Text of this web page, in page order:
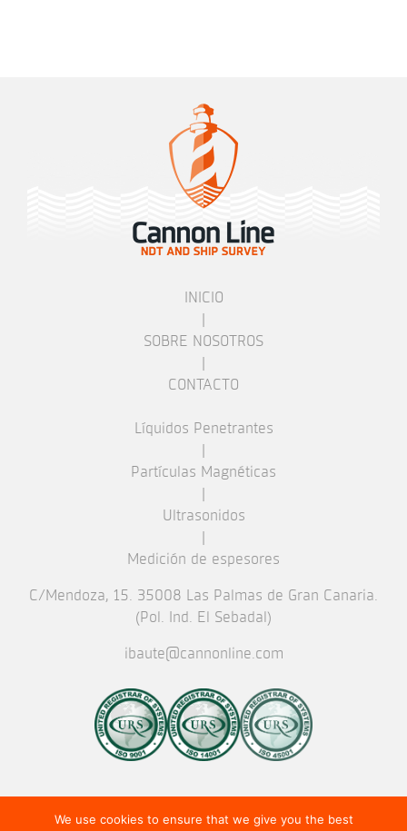
INICIO
|
SOBRE NOSOTROS
|
CONTACTO
Líquidos Penetrantes
|
Partículas Magnéticas
|
Ultrasonidos
|
Medición de espesores
C/Mendoza, 15. 35008 Las Palmas de Gran Canaria.
(Pol. Ind. El Sebadal)
ibaute@cannonline.com
We use cookies to ensure that we give you the best